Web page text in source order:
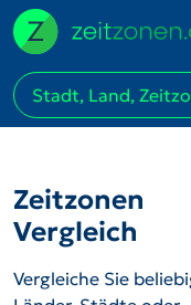
Zeitzonen
Vergleich
Vergleiche Sie